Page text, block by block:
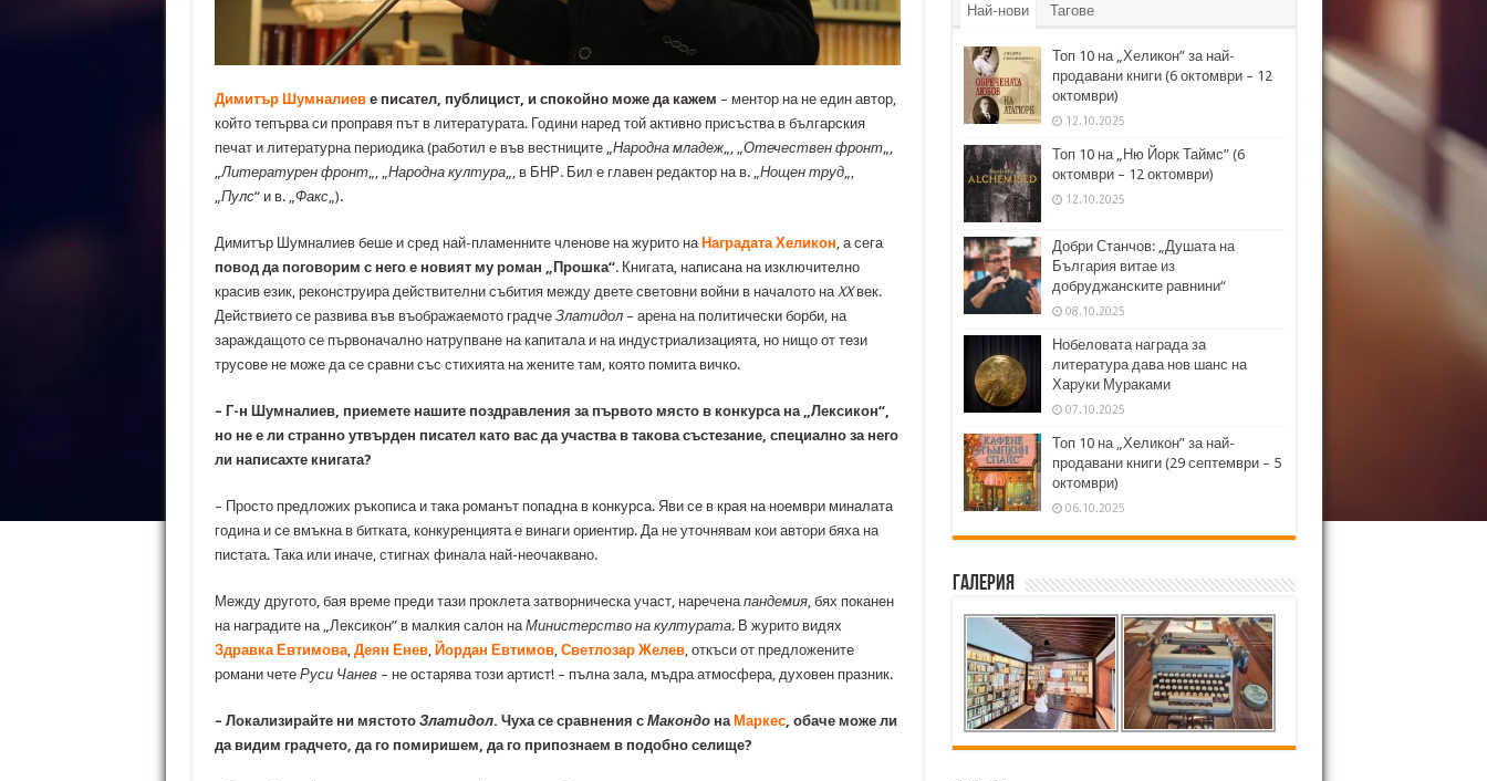
Димитър Шумналиев е писател, публицист, и спокойно може да кажем – ментор на не един автор,
който тепърва си проправя път в литературата. Години наред той активно присъства в българския
печат и литературна периодика (работил е във вестниците „ Народна младеж„, „ Отечествен фронт„,
Литературен фронт„, „ Народна култура„, в БНР. Бил е главен редактор на в. „ Нощен труд„,
Пулс“ и в. „ Факс„).
Димитър Шумналиев беше и сред най-пламенните членове на журито на Наградата Хеликон , а сега
повод да поговорим с него е новият му роман „Прошка“. Книгата, написана на изключително
красив език, реконструира действителни събития между двете световни войни в началото на XXвек.
Действието се развива във въображаемото градче Златидол– арена на политически борби, на
зараждащото се първоначално натрупване на капитала и на индустриализацията, но нищо от тези
трусове не може да се сравни със стихията на жените там, която помита вичко.
– Г-н Шумналиев, приемете нашите поздравления за първото място в конкурса на „Лексикон“,
но не е ли странно утвърден писател като вас да участва в такова състезание, специално за него
ли написахте книгата?
– Просто предложих ръкописа и така романът попадна в конкурса. Яви се в края на ноември миналата
година и се вмъкна в битката, конкуренцията е винаги ориентир. Да не уточнявам кои автори бяха на
пистата. Така или иначе, стигнах финала най-неочаквано.
Между другото, бая време преди тази проклета затворническа участ, наречена пандемия, бях поканен
на наградите на „Лексикон” в малкия салон на Министерство на културата. В журито видях
Здравка Евтимова, Деян Енев, Йордан Евтимов, Светлозар Желев, откъси от предложените
романи чете Руси Чанев– не остарява този артист! – пълна зала, мъдра атмосфера, духовен празник.
– Локализирайте ни мястото Златидол. Чуха се сравнения с Макондона Маркес, обаче може ли
да видим градчето, да го помиришем, да го припознаем в подобно селище?
Най-нови Тагове
Топ 10 на „Хеликон” за най-
продавани книги (6 октомври – 12
октомври)
12.10.2025
Топ 10 на „Ню Йорк Таймс” (6
октомври – 12 октомври)
12.10.2025
Добри Станчов: „Душата на
България витае из
добруджанските равнини“
08.10.2025
Нобеловата награда за
литература дава нов шанс на
Харуки Мураками
07.10.2025
Топ 10 на „Хеликон” за най-
продавани книги (29 септември – 5
октомври)
06.10.2025
Галерия